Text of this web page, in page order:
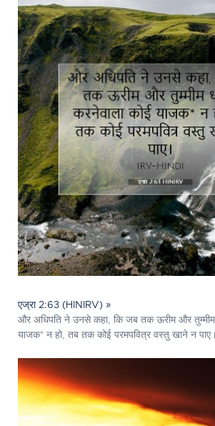
एज्रा 2:63 (HINIRV) »
और अधिपति ने उनसे कहा, कि जब तक ऊरीम और तुम्मीम
याजक* न हो, तब तक कोई परमपवित्र वस्तु खाने न पाए।